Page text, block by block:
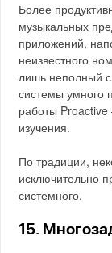
Более
музыкальных
приложений,
неизвестного
лишь неполный
системы умного
работы Proactive
изучения.
По традиции,
исключительно
системного.
15.